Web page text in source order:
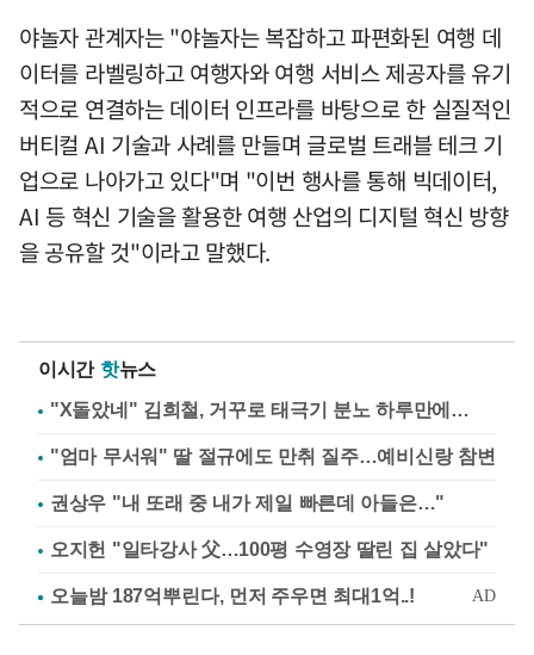
야놀자 관계자는 "야놀자는 복잡하고 파편화된 여행 데
이터를 라벨링하고 여행자와 여행 서비스 제공자를 유기
적으로 연결하는 데이터 인프라를 바탕으로 한 실질적인
버티컬 AI 기술과 사례를 만들며 글로벌 트래블 테크 기
업으로 나아가고 있다"며 "이번 행사를 통해 빅데이터,
AI 등 혁신 기술을 활용한 여행 산업의 디지털 혁신 방향
을 공유할 것"이라고 말했다.
이시간 핫뉴스
"X돌았네" 김희철, 거꾸로 태극기 분노 하루만에…
"엄마 무서워" 딸 절규에도 만취 질주…예비신랑 참변
권상우 "내 또래 중 내가 제일 빠른데 아들은…"
오지헌 "일타강사 父…100평 수영장 딸린 집 살았다"